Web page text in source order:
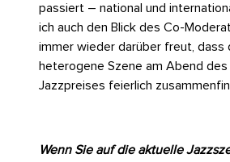
passiert – national und
ich auch den Blick des Co-
immer wieder darüber freut, dass
heterogene Szene am Abend
Jazzpreises feierlich
Wenn Sie auf die aktuelle